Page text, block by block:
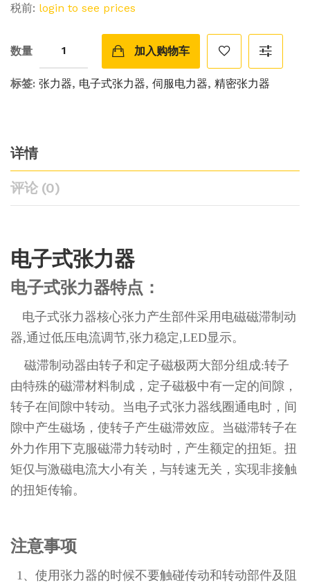
税前: login to see prices
数量 加入购物车
标签: 张力器, 电子式张力器, 伺服电力器, 精密张力器
详情
评论 (0)
电子式张力器
电子式张力器特点：
电子式张力器核心张力产生部件采用电磁磁滞制动
器,通过低压电流调节,张力稳定,LED显示。
磁滞制动器由转子和定子磁极两大部分组成:转子
由特殊的磁滞材料制成，定子磁极中有一定的间隙，
转子在间隙中转动。当电子式张力器线圈通电时，间
隙中产生磁场，使转子产生磁滞效应。当磁滞转子在
外力作用下克服磁滞力转动时，产生额定的扭矩。扭
矩仅与激磁电流大小有关，与转速无关，实现非接触
的扭矩传输。
注意事项
1、使用张力器的时候不要触碰传动和转动部件及阻